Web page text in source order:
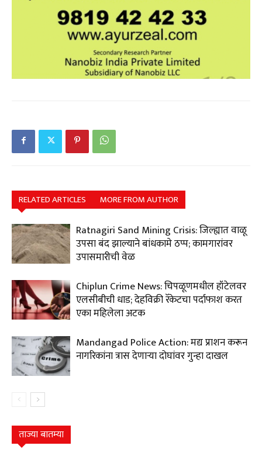
RELATED ARTICLES MORE FROM AUTHOR
Ratnagiri Sand Mining Crisis: जिल्ह्यात वाळू
उपसा बंद झाल्याने बांधकामे ठप्प; कामगारांवर
उपासमारीची वेळ
Chiplun Crime News: चिपळूणमधील हॉटेलवर
एलसीबीची धाड; देहविक्री रॅकेटचा पर्दाफाश करत
एका महिलेला अटक
Mandangad Police Action: मद्य प्राशन करून
नागरिकांना त्रास देणाऱ्या दोघांवर गुन्हा दाखल
ताज्या बातम्या